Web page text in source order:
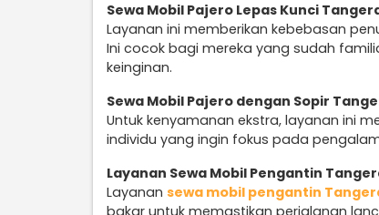
Sewa Mobil Pajero Lepas Kunci
Layanan ini memberikan kebebasan
Ini cocok bagi mereka yang sudah
keinginan.
Sewa Mobil Pajero dengan Sopir
Untuk kenyamanan ekstra, layanan ini
individu yang ingin fokus pada
Layanan Sewa Mobil Pengantin
Layanan sewa mobil pengantin